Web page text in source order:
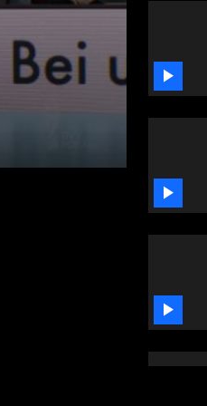
10.12.22


